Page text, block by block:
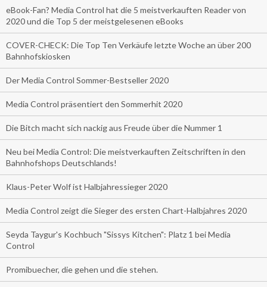
eBook-Fan? Media Control hat die 5 meistverkauften Reader von
2020 und die Top 5 der meistgelesenen eBooks
COVER-CHECK: Die Top Ten Verkäufe letzte Woche an über 200
Bahnhofskiosken
Der Media Control Sommer-Bestseller 2020
Media Control präsentiert den Sommerhit 2020
Die Bitch macht sich nackig aus Freude über die Nummer 1
Neu bei Media Control: Die meistverkauften Zeitschriften in den
Bahnhofshops Deutschlands!
Klaus-Peter Wolf ist Halbjahressieger 2020
Media Control zeigt die Sieger des ersten Chart-Halbjahres 2020
Seyda Taygur's Kochbuch "Sissys Kitchen": Platz 1 bei Media
Control
Promibuecher, die gehen und die stehen.